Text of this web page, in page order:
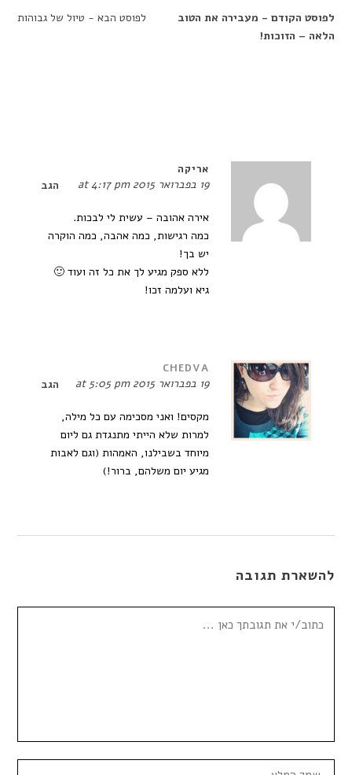
לפוסט הקודם - מעבירה את הטוב
הלאה – הזוכות!
לפוסט הבא - טיול של גבוהות
אריקה
19 בפברואר 2015 at 4:17 pm הגב
אירה אהובה – עשית לי לבכות.
כמה רגישות, כמה אהבה, כמה הוקרה
יש בך!
ללא ספק מגיע לך את כל זה ועוד 🙂
גיא ועלמה זכו!
CHEDVA
19 בפברואר 2015 at 5:05 pm הגב
מקסים! ואני מסכימה עם כל מילה,
למרות שלא הייתי מתנגדת גם ליום
מיוחד בשבילנו, האמהות (וגם לאבות
מגיע יום משלהם, ברור!)
להשארת תגובה